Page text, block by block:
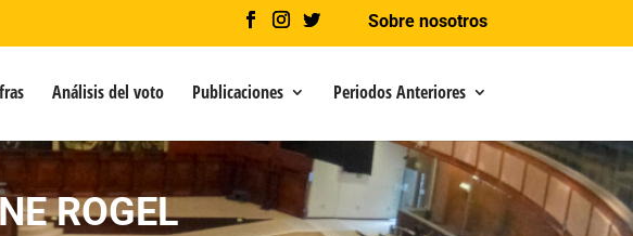
Sobre nosotros
Análisis del voto Publicaciones Periodos Anteriores
ROGEL